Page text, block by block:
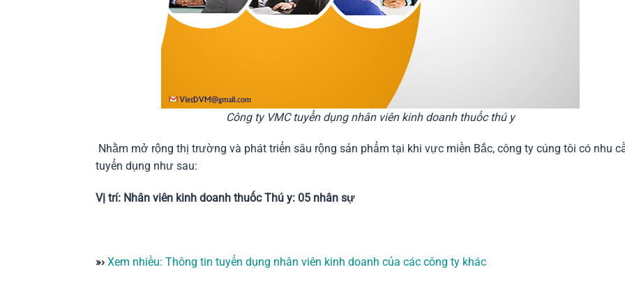
Công ty VMC tuyển dụng nhân viên kinh doanh thuốc thú y
Nhằm mở rộng thị trường và phát triển sâu rộng sản phẩm tại khi vực miền Bắc, công ty cúng tôi có nhu
tuyển dụng như sau:
Vị trí: Nhân viên kinh doanh thuốc Thú y: 05 nhân sự
»› Xem nhiều: Thông tin tuyển dụng nhân viên kinh doanh của các công ty khác